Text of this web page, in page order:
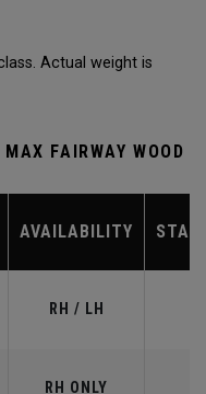
Actual weight is
FAIRWAY WOOD
AVAILABILITY
RH / LH
RH ONLY